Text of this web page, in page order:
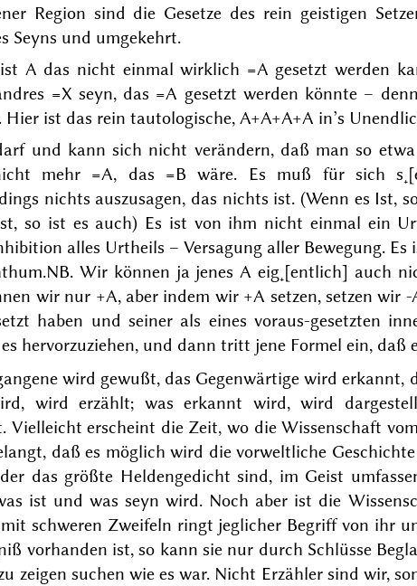
Region sind die Gesetze des rein geistigen
Seyns und umgekehrt.
A das nicht einmal wirklich =A gesetzt werden
=X seyn, das =A gesetzt werden könnte –
Hier ist das rein tautologische, A+A+A+A in’s
und kann sich nicht verändern, daß man so
mehr =A, das =B wäre. Es muß für sich
nichts auszusagen, das nichts ist. (Wenn es Ist,
so ist es auch) Es ist von ihm nicht einmal ein
alles Urtheils – Versagung aller Bewegung.
NB. Wir können ja jenes A eig˖[entlich] auch
wir nur +A, aber indem wir +A setzen, setzen wir
haben und seiner als eines voraus-gesetzten
hervorzuziehen, und dann tritt jene Formel ein, daß
wird gewußt, das Gegenwärtige wird erkannt,
wird erzählt; was erkannt wird, wird
Vielleicht erscheint die Zeit, wo die Wissenschaft
daß es möglich wird die vorweltliche
das größte Heldengedicht sind, im Geist
ist und was seyn wird. Noch aber ist die
schweren Zweifeln ringt jeglicher Begriff von ihr
vorhanden ist, so kann sie nur durch Schlüsse
zeigen suchen wie es war. Nicht Erzähler sind wir,